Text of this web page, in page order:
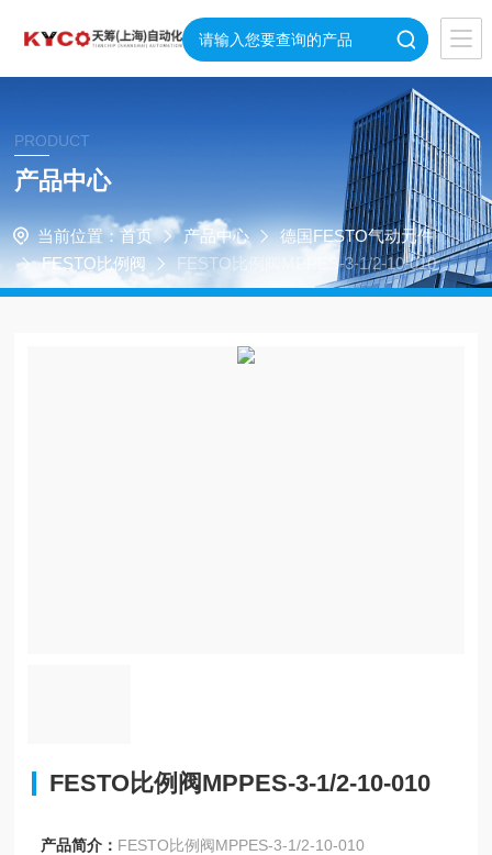
PRODUCT
产品中心
当前位置： 首页 产品中心
德国FESTO气动元件
FESTO比例阀
FESTO比例阀MPPES-3-1/2-10-010
FESTO比例阀MPPES-3-1/2-10-010
产品简介： FESTO比例阀MPPES-3-1/2-10-010